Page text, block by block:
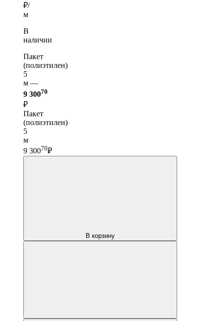
₽/
м
В
наличии
Пакет
(полиэтилен)
5
м —
9 30070
₽
Пакет
(полиэтилен)
5
м
9 30070₽
В корзину